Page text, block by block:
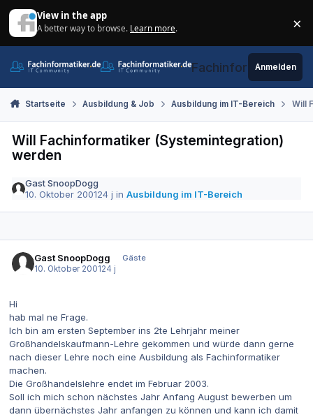
View in the app
A better way to browse. Learn more. ×
Fachinformatiker.de
Anmelden
Startseite Ausbildung & Job Ausbildung im IT-Bereich Will
Will Fachinformatiker (Systemintegration)
werden
Gast SnoopDogg
10. Oktober 200124 j inAusbildung im IT-Bereich
Gast SnoopDogg
Gäste
10. Oktober 2001 24 j
Hi
hab mal ne Frage.
Ich bin am ersten September ins 2te Lehrjahr meiner
Großhandelskaufmann-Lehre gekommen und würde dann gerne
nach dieser Lehre noch eine Ausbildung als Fachinformatiker
machen.
Die Großhandelslehre endet im Februar 2003.
Soll ich mich schon nächstes Jahr Anfang August bewerben um
dann übernächstes Jahr anfangen zu können und kann ich damit